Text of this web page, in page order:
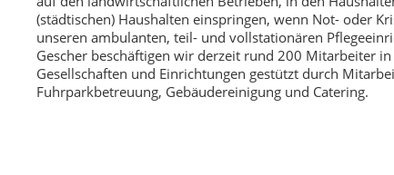
(städtischen) Haushalten einspringen, wenn Not- oder
unseren ambulanten, teil- und vollstationären
Gescher beschäftigen wir derzeit rund 200 Mitarbeiter
Gesellschaften und Einrichtungen gestützt durch
Fuhrparkbetreuung, Gebäudereinigung und Catering.